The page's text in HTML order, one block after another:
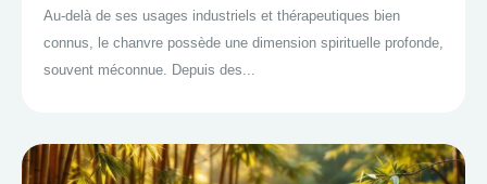
Au-delà de ses usages industriels et thérapeutiques bien
connus, le chanvre possède une dimension spirituelle profonde,
souvent méconnue. Depuis des...